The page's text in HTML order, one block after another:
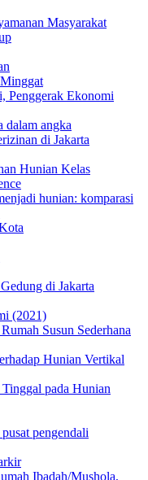
Masyarakat
Penggerak Ekonomi
dalam angka
di Jakarta
Hunian Kelas
hunian: komparasi
di Jakarta
(2021)
Susun Sederhana
Hunian Vertikal
pada Hunian
pengendali
Ibadah/Mushola,